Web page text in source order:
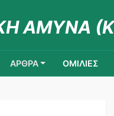
ΑΜΥΝΑ
ΑΡΘΡΑ ΟΜΙΛΙΕΣ